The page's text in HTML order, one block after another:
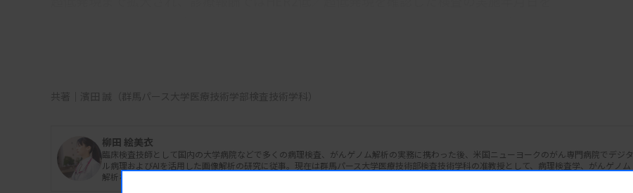
ホルモン受容体陽性の手術不能又は再発乳癌患者に対して、HER2低発現又は超低発現
の確認により当該抗悪性腫瘍剤の投与の適応を判断する目的
柳田 絵美衣
臨床検査技師として国内の大学病院などで多くの病理検査、がんゲノム解析の実務に携わった後、米国ニューヨークのがん専門病院でデジタ
ル病理およびAIを活用した画像解析の研究に従事。現在は群馬パース大学医療技術部検査技術学科の准教授として、病理検査学、がんゲノム
解析ならびに、画像診断支援技術の研究や、AIの医療応用に関する教育・研究に取り組んでいる。